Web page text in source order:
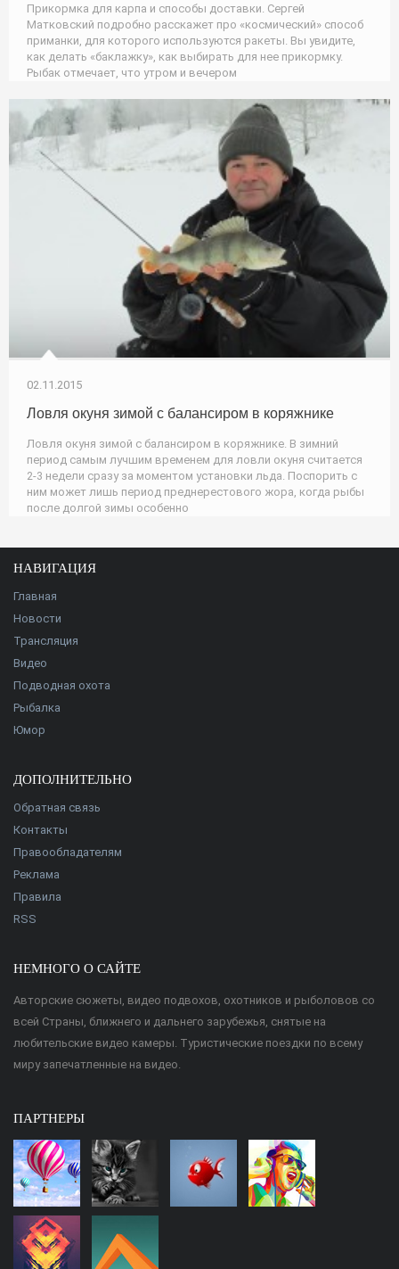
Прикормка для карпа и способы доставки. Сергей
Матковский подробно расскажет про «космический» способ
приманки, для которого используются ракеты. Вы увидите,
как делать «баклажку», как выбирать для нее прикормку.
Рыбак отмечает, что утром и вечером
02.11.2015
Ловля окуня зимой с балансиром в коряжнике
Ловля окуня зимой с балансиром в коряжнике. В зимний
период самым лучшим временем для ловли окуня считается
2-3 недели сразу за моментом установки льда. Поспорить с
ним может лишь период преднерестового жора, когда рыбы
после долгой зимы особенно
НАВИГАЦИЯ
Главная
Новости
Трансляция
Видео
Подводная охота
Рыбалка
Юмор
ДОПОЛНИТЕЛЬНО
Обратная связь
Контакты
Правообладателям
Реклама
Правила
RSS
НЕМНОГО О САЙТЕ
Авторские сюжеты, видео подвохов, охотников и рыболовов со
всей Страны, ближнего и дальнего зарубежья, снятые на
любительские видео камеры. Туристические поездки по всему
миру запечатленные на видео.
ПАРТНЕРЫ